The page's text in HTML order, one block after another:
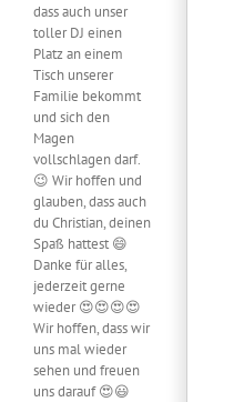
dass auch unser
toller DJ einen
Platz an einem
Tisch unserer
Familie bekommt
und sich den
Magen
vollschlagen darf.
😉 Wir hoffen und
glauben, dass auch
du Christian, deinen
Spaß hattest 😄
Danke für alles,
jederzeit gerne
wieder 😍😍😍😍
Wir hoffen, dass wir
uns mal wieder
sehen und freuen
uns darauf 😍😃